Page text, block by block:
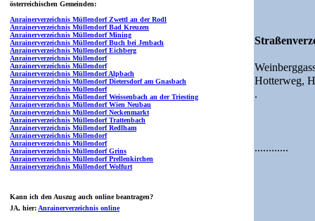
österreichischen Gemeinden:
Anrainerverzeichnis Müllendorf Zwettl an der Rodl
Anrainerverzeichnis Müllendorf Bad Kreuzen
Anrainerverzeichnis Müllendorf Mining
Anrainerverzeichnis Müllendorf Buch bei Jenbach
Anrainerverzeichnis Müllendorf Eichberg
Anrainerverzeichnis Müllendorf
Anrainerverzeichnis Müllendorf
Anrainerverzeichnis Müllendorf Alpbach
Anrainerverzeichnis Müllendorf Dietersdorf am Gnasbach
Anrainerverzeichnis Müllendorf
Anrainerverzeichnis Müllendorf Weissenbach an der Triesting
Anrainerverzeichnis Müllendorf Wien Neubau
Anrainerverzeichnis Müllendorf Neckenmarkt
Anrainerverzeichnis Müllendorf Trattenbach
Anrainerverzeichnis Müllendorf Redlham
Anrainerverzeichnis Müllendorf
Anrainerverzeichnis Müllendorf
Anrainerverzeichnis Müllendorf Grins
Anrainerverzeichnis Müllendorf Prellenkirchen
Anrainerverzeichnis Müllendorf Wolfurt
Kann ich den Auszug auch online beantragen?
JA, hier: Anrainerverzeichnis online
Hotterweg,
.
............